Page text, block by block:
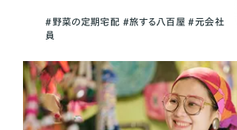
＃野菜の定期宅配 ＃旅する八百屋 ＃元会社
員